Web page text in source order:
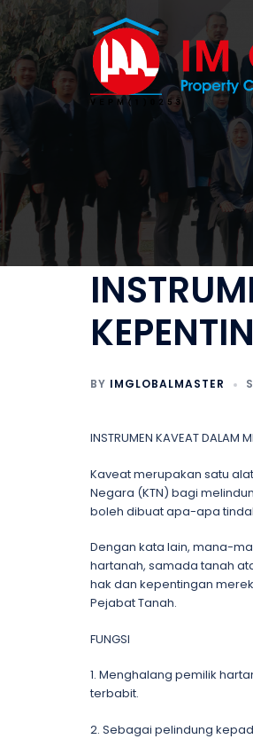
to
content
BY IMGLOBALMASTER
INSTRUMEN KAVEAT DALAM
Kaveat merupakan satu
Negara (KTN) bagi
boleh dibuat apa-apa
Dengan kata lain, mana-
hartanah, samada tanah
hak dan kepentingan
Pejabat Tanah.
FUNGSI
1. Menghalang pemilik
terbabit.
2. Sebagai pelindung